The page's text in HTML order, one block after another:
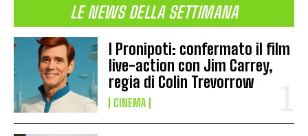
LE NEWS DELLA SETTIMANA
I Pronipoti: confermato il film
live-action con Jim Carrey,
regia di Colin Trevorrow
CINEMA